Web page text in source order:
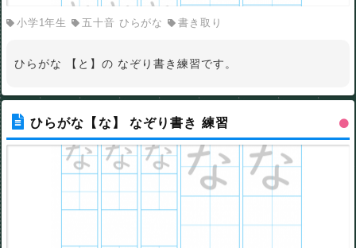
小学1年生 五十音 ひらがな 書き取り
ひらがな 【と】の なぞり書き練習です。
ひらがな【な】 なぞり書き 練習